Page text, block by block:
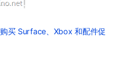
买 Surface、Xbox 和配件促